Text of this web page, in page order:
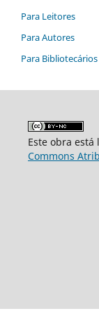
Para Leitores
Para Autores
Para Bibliotecários
Este obra está
Commons